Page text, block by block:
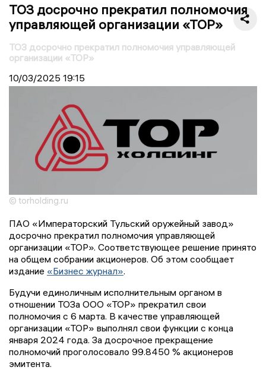
ТОЗ досрочно прекратил полномочия
управляющей организации «ТОР»
ТОЗ досрочно прекратил полномочия управляющей
организации «ТОР»
10/03/2025 19:15
© torholding.ru
ПАО «Императорский Тульский оружейный завод»
досрочно прекратил полномочия управляющей
организации «ТОР». Соответствующее решение принято
на общем собрании акционеров. Об этом сообщает
издание «Бизнес журнал».
Будучи единоличным исполнительным органом в
отношении ТОЗа ООО «ТОР» прекратил свои
полномочия с 6 марта. В качестве управляющей
организации «ТОР» выполнял свои функции с конца
января 2024 года. За досрочное прекращение
полномочий проголосовало 99.8450 % акционеров
эмитента.